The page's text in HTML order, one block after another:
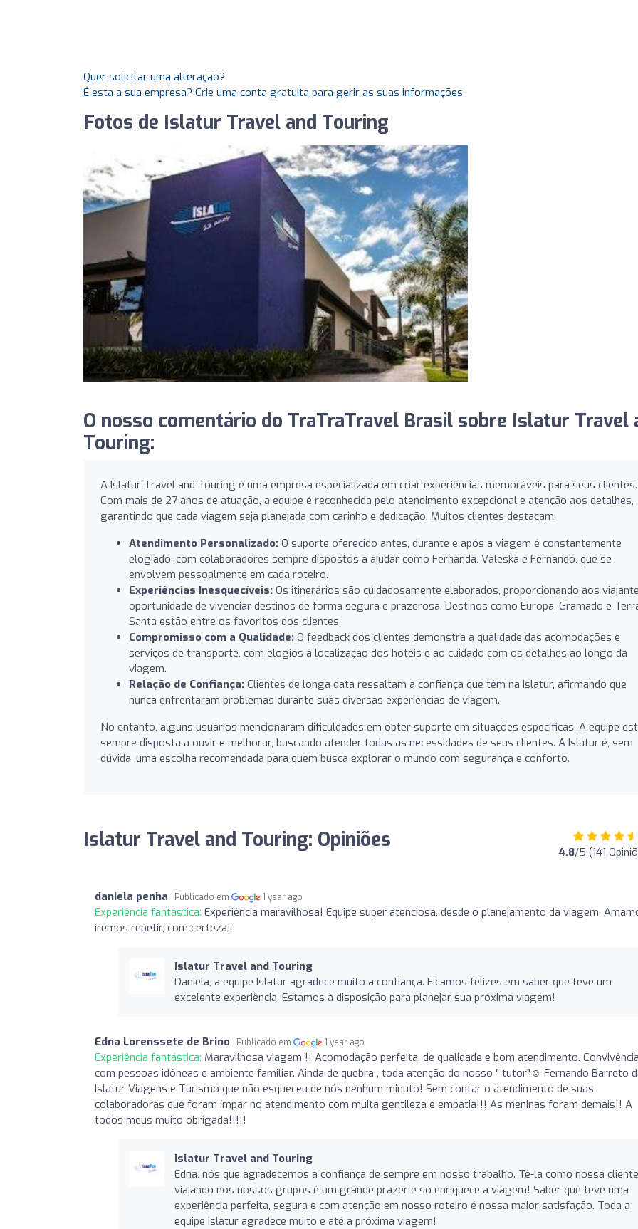
Quer solicitar uma alteração?
É esta a sua empresa? Crie uma conta gratuita para gerir as suas informações
Fotos de Islatur Travel and Touring
O nosso comentário do TraTraTravel Brasil sobre Islatur Travel
Touring:
A Islatur Travel and Touring é uma empresa especializada em criar experiências memoráveis para seus clientes.
Com mais de 27 anos de atuação, a equipe é reconhecida pelo atendimento excepcional e atenção aos detalhes,
garantindo que cada viagem seja planejada com carinho e dedicação. Muitos clientes destacam:
Atendimento Personalizado: O suporte oferecido antes, durante e após a viagem é constantemente
elogiado, com colaboradores sempre dispostos a ajudar como Fernanda, Valeska e Fernando, que se
envolvem pessoalmente em cada roteiro.
Experiências Inesquecíveis: Os itinerários são cuidadosamente elaborados, proporcionando aos
oportunidade de vivenciar destinos de forma segura e prazerosa. Destinos como Europa, Gramado e
Santa estão entre os favoritos dos clientes.
Compromisso com a Qualidade: O feedback dos clientes demonstra a qualidade das acomodações e
serviços de transporte, com elogios à localização dos hotéis e ao cuidado com os detalhes ao longo da
viagem.
Relação de Confiança: Clientes de longa data ressaltam a confiança que têm na Islatur, afirmando que
nunca enfrentaram problemas durante suas diversas experiências de viagem.
No entanto, alguns usuários mencionaram dificuldades em obter suporte em situações específicas. A equipe
sempre disposta a ouvir e melhorar, buscando atender todas as necessidades de seus clientes. A Islatur é, sem
dúvida, uma escolha recomendada para quem busca explorar o mundo com segurança e conforto.
Islatur Travel and Touring: Opiniões 4.8/5 (141
daniela penha Publicado em 1 year ago
Experiência fantástica: Experiência maravilhosa! Equipe super atenciosa, desde o planejamento da viagem.
iremos repetir, com certeza!
Islatur Travel and Touring
Daniela, a equipe Islatur agradece muito a confiança. Ficamos felizes em saber que teve um
excelente experiência. Estamos à disposição para planejar sua próxima viagem!
Edna Lorenssete de Brino Publicado em 1 year ago
Experiência fantástica: Maravilhosa viagem !! Acomodação perfeita, de qualidade e bom atendimento.
com pessoas idôneas e ambiente familiar. Ainda de quebra , toda atenção do nosso " tutor"☺️ Fernando Barreto
Islatur Viagens e Turismo que não esqueceu de nós nenhum minuto! Sem contar o atendimento de suas
colaboradoras que foram ímpar no atendimento com muita gentileza e empatia!!! As meninas foram demais!! A
todos meus muito obrigada!!!!!
Islatur Travel and Touring
Edna, nós que agradecemos a confiança de sempre em nosso trabalho. Tê-la como nossa
viajando nos nossos grupos é um grande prazer e só enriquece a viagem! Saber que teve uma
experiência perfeita, segura e com atenção em nosso roteiro é nossa maior satisfação. Toda a
equipe Islatur agradece muito e até a próxima viagem!